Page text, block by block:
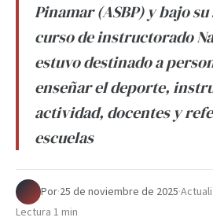
Pinamar (ASBP) y bajo
curso de instructorado
estuvo destinado a
enseñar el deporte,
actividad, docentes y
escuelas
Por·25 de noviembre de 2025·
Lectura 1 min